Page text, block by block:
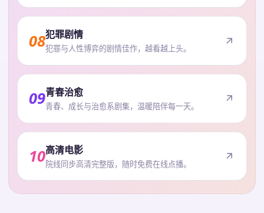
08犯罪剧情
犯罪与人性博弈的剧情佳作，越看越上头。
09青春治愈
青春、成长与治愈系剧集，温暖陪伴每一天。
10高清电影
院线同步高清完整版，随时免费在线点播。